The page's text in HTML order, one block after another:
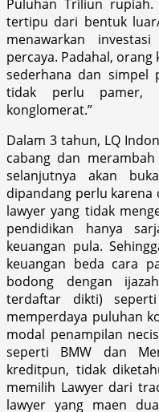
Puluhan Triliun rupiah.
tertipu dari bentuk
menawarkan
percaya. Padahal,
sederhana dan simpel
tidak perlu pamer,
konglomerat.”
Dalam 3 tahun, LQ
cabang dan
selanjutnya akan
dipandang perlu karena
lawyer yang tidak
pendidikan hanya
keuangan pula.
keuangan beda cara
bodong dengan
terdaftar dikti)
memperdaya puluhan
modal penampilan
seperti BMW dan
kreditpun, tidak
memilih Lawyer dari
lawyer yang maen